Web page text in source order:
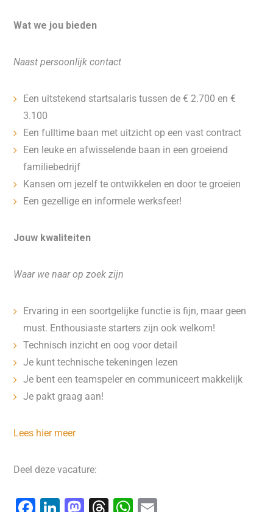
Wat we jou bieden
Naast persoonlijk contact
Een uitstekend startsalaris tussen de € 2.700 en €
3.100
Een fulltime baan met uitzicht op een vast contract
Een leuke en afwisselende baan in een groeiend
familiebedrijf
Kansen om jezelf te ontwikkelen en door te groeien
Een gezellige en informele werksfeer!
Jouw kwaliteiten
Waar we naar op zoek zijn
Ervaring in een soortgelijke functie is fijn, maar geen
must. Enthousiaste starters zijn ook welkom!
Technisch inzicht en oog voor detail
Je kunt technische tekeningen lezen
Je bent een teamspeler en communiceert makkelijk
Je pakt graag aan!
Lees hier meer
Deel deze vacature: